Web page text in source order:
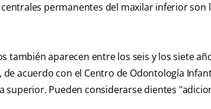
permanentes del maxilar inferior son
también aparecen entre los seis y los siete
acuerdo con el Centro de Odontología
superior. Pueden considerarse dientes